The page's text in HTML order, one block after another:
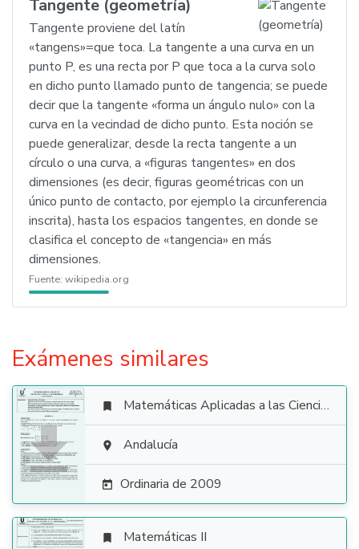
Tangente (geometría)
Tangente proviene del latín
«tangens»=que toca. La tangente a una curva en un
punto P, es una recta por P que toca a la curva solo
en dicho punto llamado punto de tangencia; se puede
decir que la tangente «forma un ángulo nulo» con la
curva en la vecindad de dicho punto. Esta noción se
puede generalizar, desde la recta tangente a un
círculo o una curva, a «figuras tangentes» en dos
dimensiones (es decir, figuras geométricas con un
único punto de contacto, por ejemplo la circunferencia
inscrita), hasta los espacios tangentes, en donde se
clasifica el concepto de «tangencia» en más
dimensiones.
Fuente: wikipedia.org
Exámenes similares

 Matemáticas Aplicadas a las Ciencias Sociales
 Andalucía
 Ordinaria de 2009
 Matemáticas II